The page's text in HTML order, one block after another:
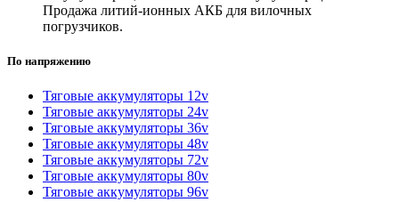
Продажа литий-ионных АКБ для вилочных
погрузчиков.
По напряжению
Тяговые аккумуляторы 12v
Тяговые аккумуляторы 24v
Тяговые аккумуляторы 36v
Тяговые аккумуляторы 48v
Тяговые аккумуляторы 72v
Тяговые аккумуляторы 80v
Тяговые аккумуляторы 96v